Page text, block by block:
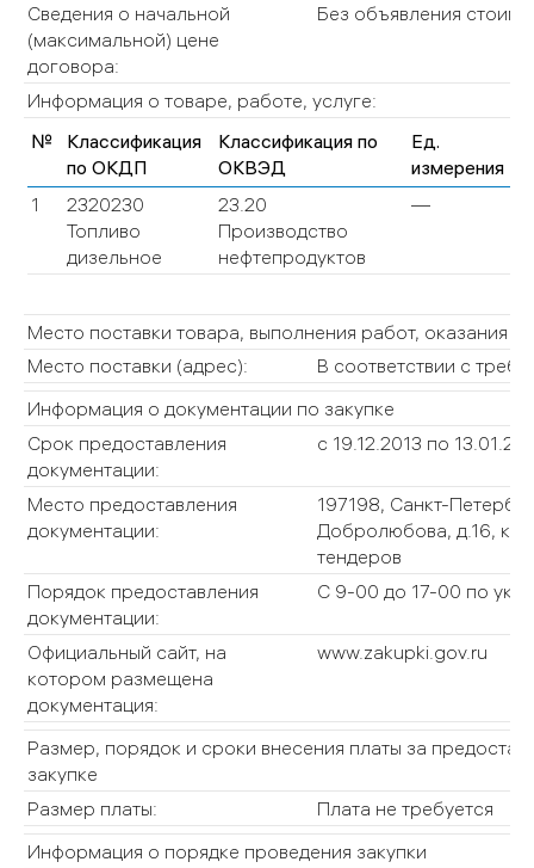
Сведения о начальной
(максимальной) цене
договора:
Без объявления
Информация о товаре, работе, услуге:
№
Классификация
по ОКДП
Классификация по
ОКВЭД
Ед.
измерения
1
2320230
Топливо
дизельное
23.20
Производство
нефтепродуктов
—
Место поставки товара, выполнения работ, оказания
Место поставки (адрес):
В соответствии с
Информация о документации по закупке
Срок предоставления
документации:
с 19.12.2013 по
Место предоставления
документации:
197198, Санкт-
Добролюбова, д.16,
тендеров
Порядок предоставления
документации:
С 9-00 до 17-00 по
Официальный сайт, на
котором размещена
документация:
www.zakupki.gov.ru
Размер, порядок и сроки внесения платы за
закупке
Размер платы:
Плата не требуется
Информация о порядке проведения закупки